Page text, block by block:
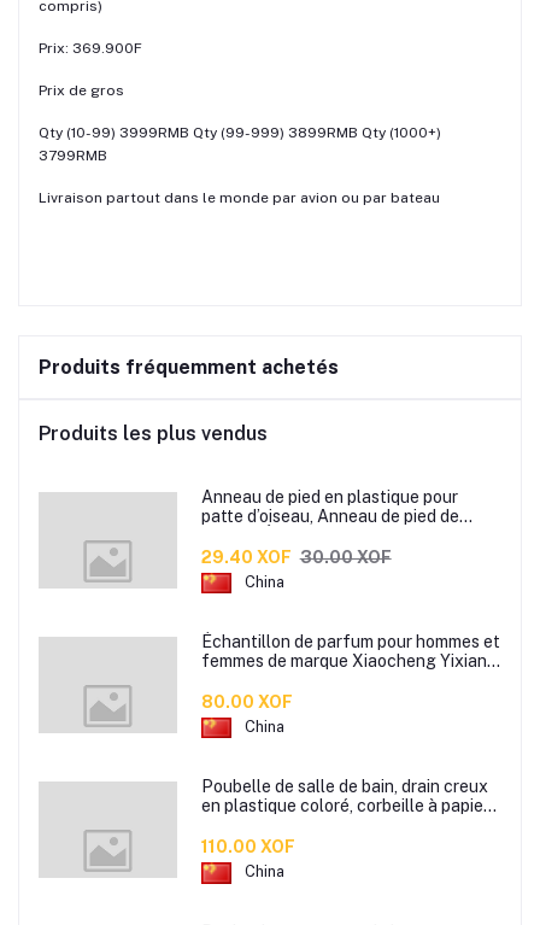
compris)
Prix: 369.900F
Prix de gros
Qty (10-99) 3999RMB Qty (99-999) 3899RMB Qty (1000+)
3799RMB
Livraison partout dans le monde par avion ou par bateau
Produits fréquemment achetés
Produits les plus vendus
Anneau de pied en plastique pour
patte d’oiseau, Anneau de pied de
pour oiseaux
29.40 XOF 30.00 XOF
China
Échantillon de parfum pour hommes et
femmes de marque Xiaocheng Yixiang
80.00 XOF
China
Poubelle de salle de bain, drain creux
en plastique coloré, corbeille à papier
110.00 XOF
China